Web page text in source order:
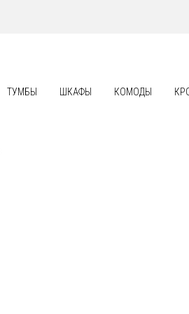
ТУМБЫ ШКАФЫ КОМОДЫ